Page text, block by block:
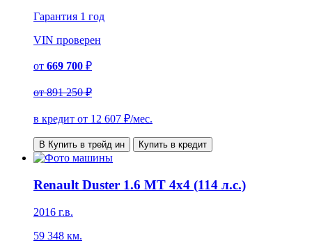
Гарантия 1 год
VIN проверен
от 669 700 ₽
от891 250 ₽
в кредит от 12 607 ₽/мес.
В Купить в трейд ин Купить в кредит
Renault Duster 1.6 MT 4x4 (114 л.с.)
2016 г.в.
59 348 км.